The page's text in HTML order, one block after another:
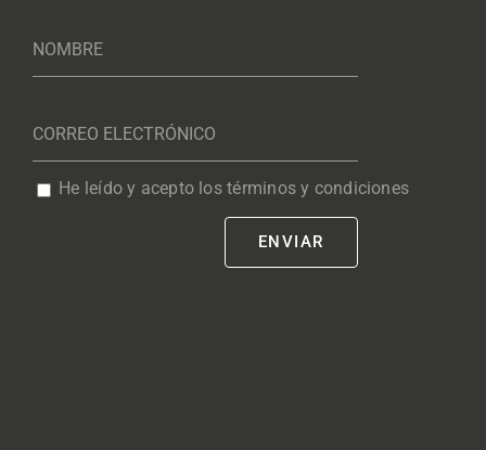
He leído y acepto los términos y condiciones